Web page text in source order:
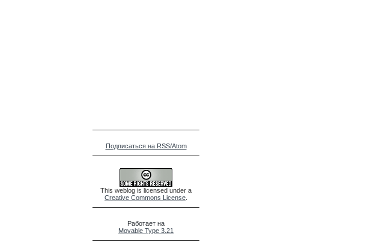
Подписаться на RSS/Atom
This weblog is licensed under a
Creative Commons License
Работает на
Movable Type 3.21